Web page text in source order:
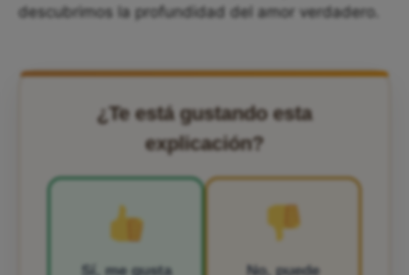
descubrimos la profundidad del amor verdadero.
¿Te está gustando esta
explicación?
Sí, me gusta
No, puede